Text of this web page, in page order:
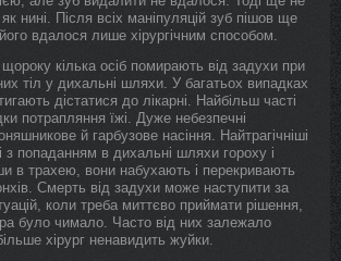
нині. Після всіх маніпуляцій зуб пішов ще
вдалося лише хірургічним способом.
кілька осіб помирають від задухи при
тіл у дихальні шляхи. У багатьох випадках
дістатися до лікарні. Найбільш часті
потрапляння їжі. Дуже небезпечні
й гарбузове насіння. Найтрагічніші
з попаданням в дихальні шляхи гороху і
в трахею, вони набухають і перекривають
Смерть від задухи може наступити за
коли треба миттєво приймати рішення,
було чимало. Часто від них залежало
хірург ненавидить жуйки.